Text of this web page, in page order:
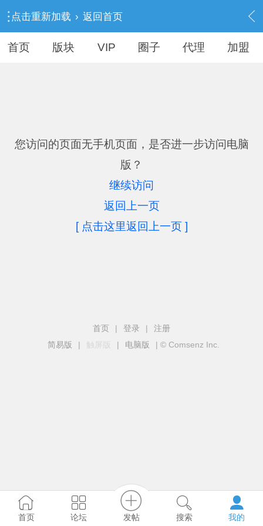
点击重新加载 › 返回首页
首页 版块 VIP 圈子 代理 加盟
您访问的页面无手机页面，是否进一步访问电脑
版？
继续访问
返回上一页
[ 点击这里返回上一页 ]
首页 | 登录 |
注册
简易版
| 触屏版 | 电脑版 | © Comsenz Inc.
首页 论坛 发帖 搜索 我的